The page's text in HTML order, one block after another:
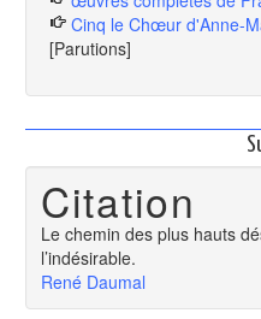
Cinq le Chœur d'Anne-
[Parutions]
Citation
Le chemin des plus hauts
l’indésirable.
René Daumal